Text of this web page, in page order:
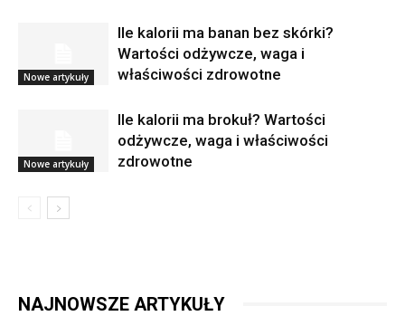
Nowe artykuły
Ile kalorii ma banan bez skórki?
Wartości odżywcze, waga i
właściwości zdrowotne
Nowe artykuły
Ile kalorii ma brokuł? Wartości
odżywcze, waga i właściwości
zdrowotne
NAJNOWSZE ARTYKUŁY